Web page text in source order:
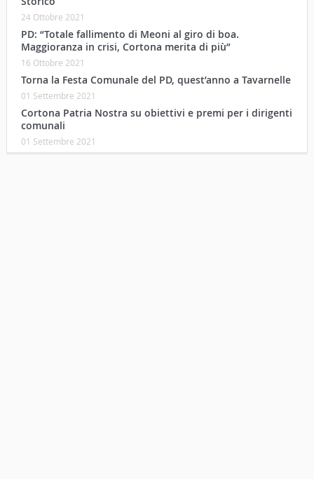
24 Ottobre 2021
PD: “Totale fallimento di Meoni al giro di boa.
Maggioranza in crisi, Cortona merita di più”
16 Ottobre 2021
Torna la Festa Comunale del PD, quest’anno a Tavarnelle
01 Settembre 2021
Cortona Patria Nostra su obiettivi e premi per i dirigenti
comunali
01 Settembre 2021